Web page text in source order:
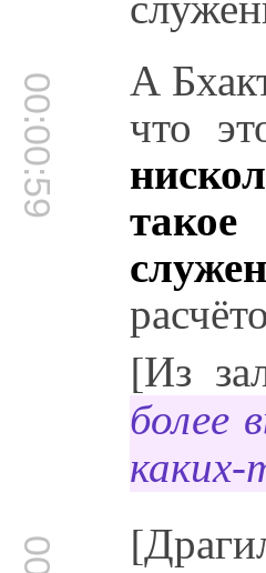
00:00:59 А
что
[Из
более
каких-